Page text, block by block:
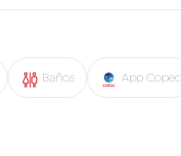
Baños App Copec